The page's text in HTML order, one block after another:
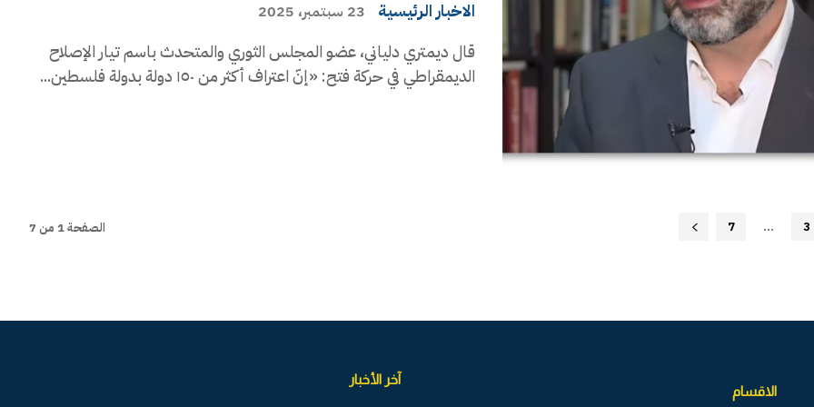
الاخبار الرئيسية 23 سبتمبر، 2025
قال ديمتري دلياني، عضو المجلس الثوري والمتحدث باسم تيار الإصلاح
الديمقراطي في حركة فتح: «إنّ اعتراف أكثر من ١٥٠ دولة بدولة فلسطين...
3
...
7 الصفحة 1 من 7
الاقسام
آخر الأخبار